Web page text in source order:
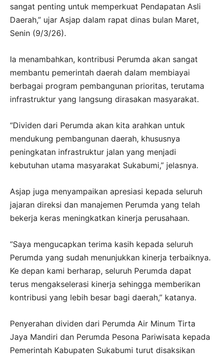
sangat penting untuk memperkuat Pendapatan Asli
Daerah,” ujar Asjap dalam rapat dinas bulan Maret,
Senin (9/3/26).
Ia menambahkan, kontribusi Perumda akan sangat
membantu pemerintah daerah dalam membiayai
berbagai program pembangunan prioritas, terutama
infrastruktur yang langsung dirasakan masyarakat.
“Dividen dari Perumda akan kita arahkan untuk
mendukung pembangunan daerah, khususnya
peningkatan infrastruktur jalan yang menjadi
kebutuhan utama masyarakat Sukabumi,” jelasnya.
Asjap juga menyampaikan apresiasi kepada seluruh
jajaran direksi dan manajemen Perumda yang telah
bekerja keras meningkatkan kinerja perusahaan.
“Saya mengucapkan terima kasih kepada seluruh
Perumda yang sudah menunjukkan kinerja terbaiknya.
Ke depan kami berharap, seluruh Perumda dapat
terus mengakselerasi kinerja sehingga memberikan
kontribusi yang lebih besar bagi daerah,” katanya.
Penyerahan dividen dari Perumda Air Minum Tirta
Jaya Mandiri dan Perumda Pesona Pariwisata kepada
Pemerintah Kabupaten Sukabumi turut disaksikan